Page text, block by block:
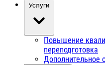
Услуги
Повышение
переподготовка
Дополнительное